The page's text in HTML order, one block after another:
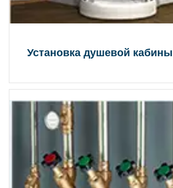
Установка душевой кабины